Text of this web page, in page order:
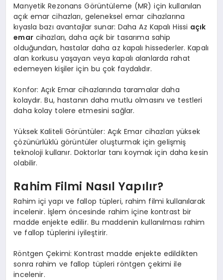
Manyetik Rezonans Görüntüleme (MR) için kullanılan
açık emar cihazları, geleneksel emar cihazlarına
kıyasla bazı avantajlar sunar: Daha Az Kapalı Hissi açık
emarcihazları, daha açık bir tasarıma sahip
olduğundan, hastalar daha az kapalı hissederler. Kapalı
alan korkusu yaşayan veya kapalı alanlarda rahat
edemeyen kişiler için bu çok faydalıdır.
Konfor: Açık Emar cihazlarında taramalar daha
kolaydır. Bu, hastanın daha mutlu olmasını ve testleri
daha kolay tolere etmesini sağlar.
Yüksek Kaliteli Görüntüler: Açık Emar cihazları yüksek
çözünürlüklü görüntüler oluşturmak için gelişmiş
teknoloji kullanır. Doktorlar tanı koymak için daha kesin
olabilir.
Rahim Filmi Nasıl Yapılır?
Rahim içi yapı ve fallop tüpleri, rahim filmi kullanılarak
incelenir. İşlem öncesinde rahim içine kontrast bir
madde enjekte edilir. Bu maddenin kullanılması rahim
ve fallop tüplerini iyileştirir.
Röntgen Çekimi: Kontrast madde enjekte edildikten
sonra rahim ve fallop tüpleri röntgen çekimi ile
incelenir.